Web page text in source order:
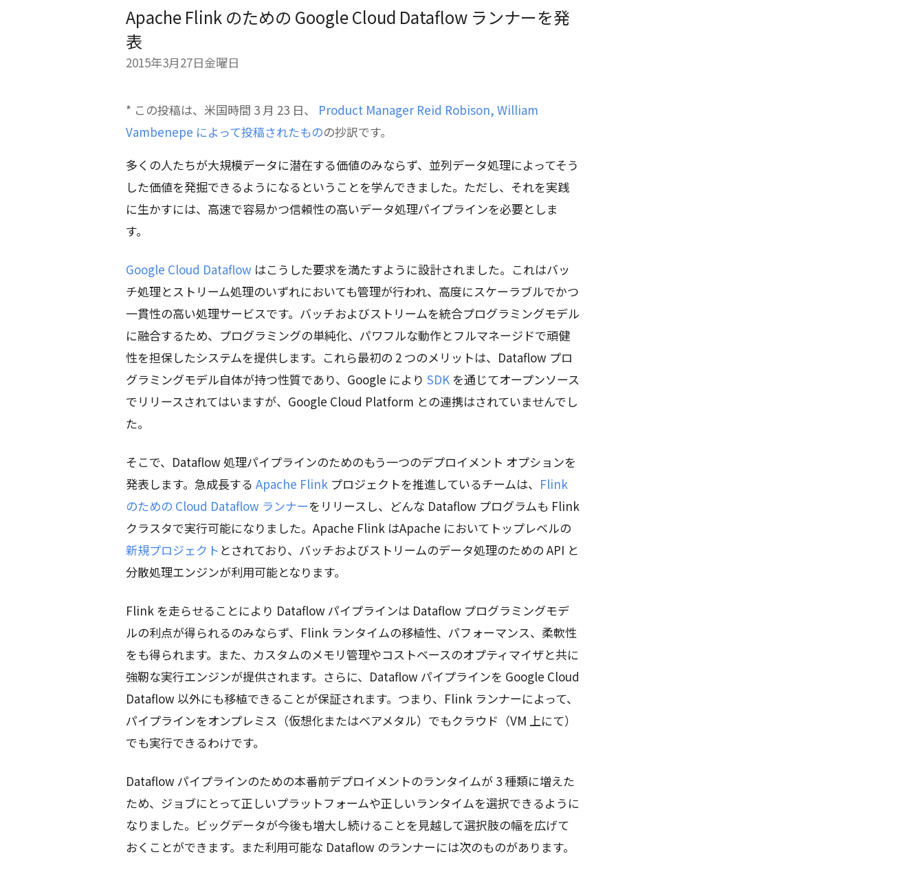
Apache Flink のための Google Cloud Dataflow ランナーを発
表
2015年3月27日金曜日
* この投稿は、米国時間 3 月 23 日、 Product Manager Reid Robison, William
Vambenepe によって投稿されたものの抄訳です。
多くの人たちが大規模データに潜在する価値のみならず、並列データ処理によってそう
した価値を発掘できるようになるということを学んできました。ただし、それを実践
に生かすには、高速で容易かつ信頼性の高いデータ処理パイプラインを必要としま
す。
Google Cloud Dataflow はこうした要求を満たすように設計されました。これはバッ
チ処理とストリーム処理のいずれにおいても管理が行われ、高度にスケーラブルでかつ
一貫性の高い処理サービスです。バッチおよびストリームを統合プログラミングモデル
に融合するため、プログラミングの単純化、パワフルな動作とフルマネージドで頑健
性を担保したシステムを提供します。これら最初の 2 つのメリットは、Dataflow プロ
グラミングモデル自体が持つ性質であり、Google により SDK を通じてオープンソース
でリリースされてはいますが、Google Cloud Platform との連携はされていませんでし
た。
そこで、Dataflow 処理パイプラインのためのもう一つのデプロイメント オプションを
発表します。急成長する Apache Flink プロジェクトを推進しているチームは、 Flink
のための Cloud Dataflow ランナーをリリースし、どんな Dataflow プログラムも Flink
クラスタで実行可能になりました。Apache Flink はApache においてトップレベルの
新規プロジェクト とされており、バッチおよびストリームのデータ処理のための API と
分散処理エンジンが利用可能となります。
Flink を走らせることにより Dataflow パイプラインは Dataflow プログラミングモデ
ルの利点が得られるのみならず、Flink ランタイムの移植性、パフォーマンス、柔軟性
をも得られます。また、カスタムのメモリ管理やコストベースのオプティマイザと共に
強靭な実行エンジンが提供されます。さらに、Dataflow パイプラインを Google Cloud
Dataflow 以外にも移植できることが保証されます。つまり、Flink ランナーによって、
パイプラインをオンプレミス（仮想化またはベアメタル）でもクラウド（VM 上にて）
でも実行できるわけです。
Dataflow パイプラインのための本番前デプロイメントのランタイムが 3 種類に増えた
ため、ジョブにとって正しいプラットフォームや正しいランタイムを選択できるように
なりました。ビッグデータが今後も増大し続けることを見越して選択肢の幅を広げて
おくことができます。また利用可能な Dataflow のランナーには次のものがあります。